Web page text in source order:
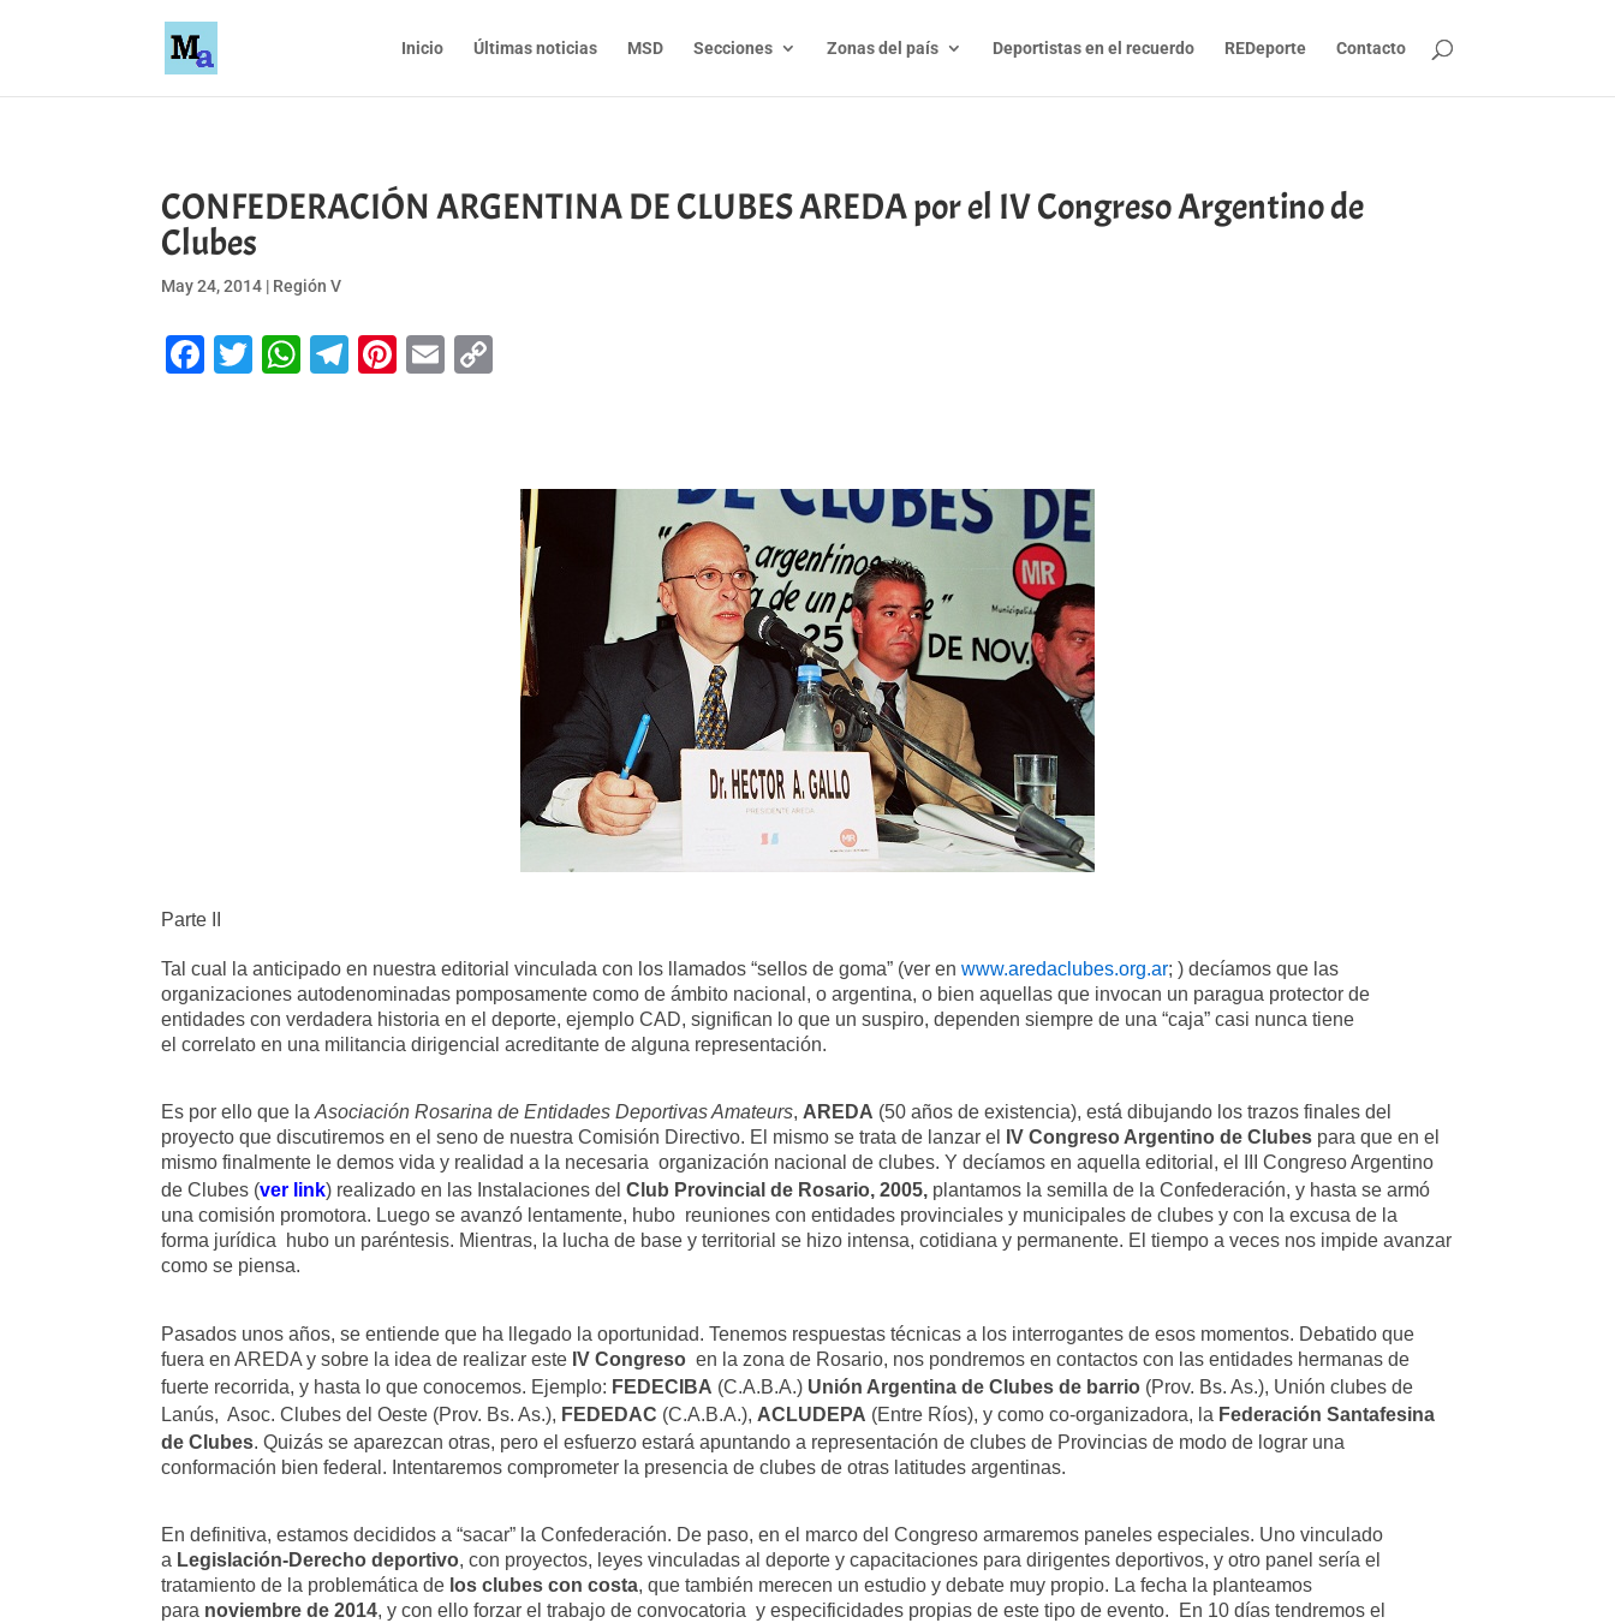
Inicio Últimas noticias MSD Secciones Zonas del país Deportistas en el recuerdo REDeporte Contacto
CONFEDERACIÓN ARGENTINA DE CLUBES AREDA por el IV Congreso Argentino de
Clubes
May 24, 2014 | Región V
Facebook
Twitter
WhatsApp
Telegram
Pinterest
Email
Parte II
Tal cual la anticipado en nuestra editorial vinculada con los llamados “sellos de goma” (ver enwww.aredaclubes.org.ar; ) decíamos que las
organizaciones autodenominadas pomposamente como de ámbito nacional, o argentina, o bien aquellas que invocan un paragua protector de
entidades con verdadera historia en el deporte, ejemplo CAD,significan lo que un suspiro, dependen siempre de una “caja” casi nunca tiene
elcorrelato en una militancia dirigencial acreditante de alguna representación.
Es por ello que laAsociación Rosarina de Entidades Deportivas Amateurs,AREDA (50 años de existencia), está dibujando los trazos finales del
proyecto que discutiremos en el seno de nuestra Comisión Directivo. El mismo se trata de lanzar el
IV Congreso Argentino de Clubes para que en el
mismo finalmente le demos vida y realidad a la necesaria organización nacional de clubes. Y decíamos en aquella editorial, el IIICongreso Argentino
de Clubes (ver link) realizado en las Instalaciones delClub Provincial de Rosario, 2005, plantamos la semilla de la Confederación, y hastase armó
una comisión promotora. Luego se avanzó lentamente, hubo reunionescon entidades provinciales y municipales de clubes y con la excusa de la
forma jurídica hubo un paréntesis. Mientras, la lucha de base y territorial se hizo intensa,cotidiana y permanente. El tiempo a veces nos impide avanzar
como se piensa.
Pasados unos años, se entiende que ha llegado la oportunidad. Tenemos respuestastécnicas a los interrogantes de esos momentos. Debatido que
fuera en AREDA y sobre la idea de realizar este IV Congreso en la zona de Rosario, nos pondremos en contactoscon las entidades hermanas de
fuerte recorrida, y hasta lo que conocemos. Ejemplo: FEDECIBA (C.A.B.A.) Unión Argentina de Clubes de barrio (Prov. Bs. As.), Unión clubes de
Lanús, Asoc. Clubes del Oeste (Prov. Bs. As.), FEDEDAC (C.A.B.A.), ACLUDEPA (Entre Ríos), y como co-organizadora, la Federación Santafesina
de Clubes. Quizás se aparezcan otras, pero el esfuerzo estará apuntando a representación de clubes de Provincias de modo de lograr una
conformación bien federal. Intentaremos comprometer la presencia de clubesde otras latitudes argentinas.
En definitiva, estamos decididos a “sacar” la Confederación. De paso, en el marco delCongreso armaremos paneles especiales. Uno vinculado
a Legislación-Derecho deportivo,con proyectos, leyes vinculadas al deporte y capacitaciones para dirigentes deportivos,y otro panel sería el
tratamiento de la problemática de los clubes con costa, que también merecen un estudio y debate muy propio. La fecha la planteamos
para noviembre de 2014,y con ello forzar el trabajo de convocatoria y especificidades propias de este tipo deevento. En 10 días tendremos el